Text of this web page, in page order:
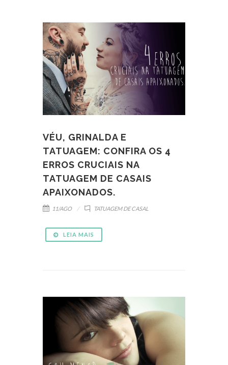
VÉU, GRINALDA E
TATUAGEM: CONFIRA OS 4
ERROS CRUCIAIS NA
TATUAGEM DE CASAIS
APAIXONADOS.
11/AGO TATUAGEM DE CASAL
LEIA MAIS